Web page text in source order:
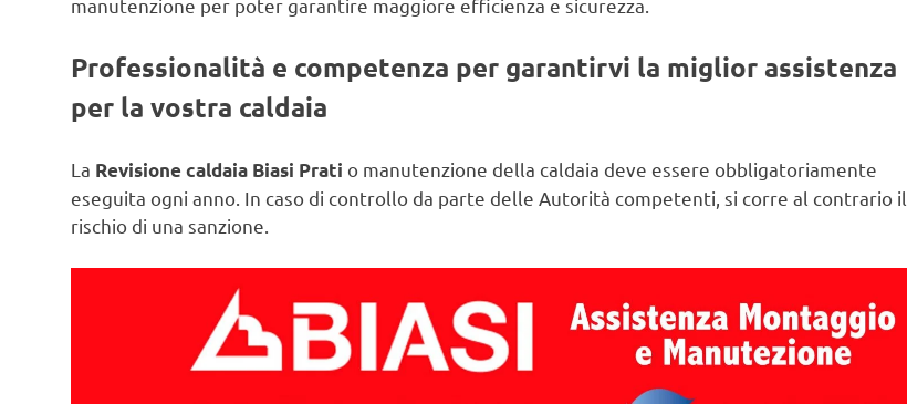
manutenzione per poter garantire maggiore efficienza e sicurezza.
Professionalità e competenza per garantirvi la miglior assistenza
per la vostra caldaia
La Revisione caldaia Biasi Prati o manutenzione della caldaia deve essere obbligatoriamente
eseguita ogni anno. In caso di controllo da parte delle Autorità competenti, si corre al contrario il
rischio di una sanzione.